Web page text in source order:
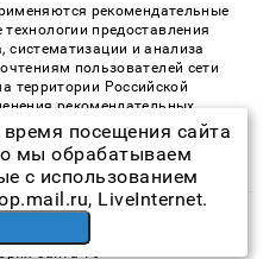
рекомендательные
предоставления
и анализа
пользователей сети
территории Российской
рекомендательных
обменной сети«СМИ2» (PDF),
(PDF)
| Все права защищены
сайта 16+
посещения сайта
мы обрабатываем
с использованием
LiveInternet.